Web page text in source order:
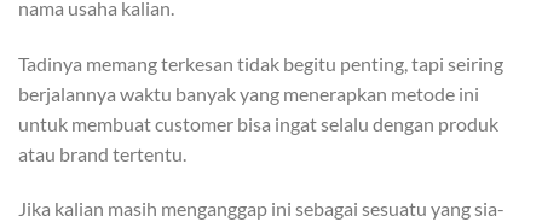
nama usaha kalian.
Tadinya memang terkesan tidak begitu penting, tapi seiring
berjalannya waktu banyak yang menerapkan metode ini
untuk membuat customer bisa ingat selalu dengan produk
atau brand tertentu.
Jika kalian masih menganggap ini sebagai sesuatu yang sia-